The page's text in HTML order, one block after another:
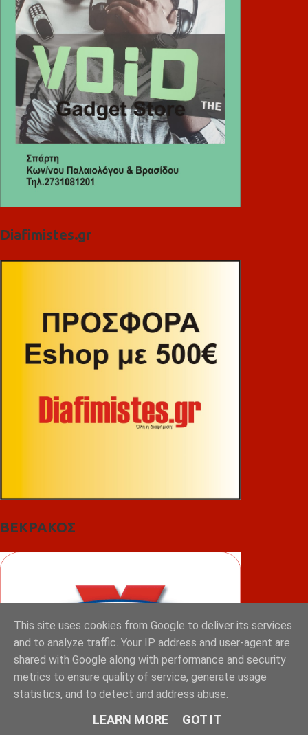
Diafimistes.gr
ΒΕΚΡΑΚΟΣ
This site uses cookies from Google to deliver its services
and to analyze traffic. Your IP address and user-agent are
shared with Google along with performance and security
metrics to ensure quality of service, generate usage
statistics, and to detect and address abuse.
LEARN MORE GOT IT